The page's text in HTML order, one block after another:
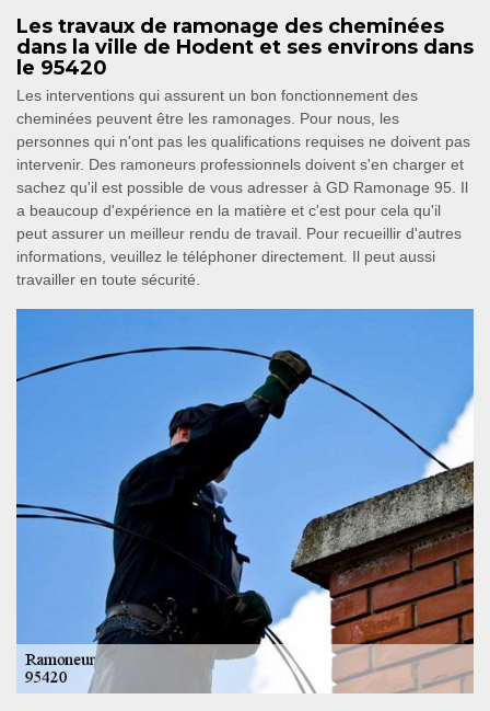
Les travaux de ramonage des cheminées
dans la ville de Hodent et ses environs dans
le 95420
Les interventions qui assurent un bon fonctionnement des
cheminées peuvent être les ramonages. Pour nous, les
personnes qui n'ont pas les qualifications requises ne doivent pas
intervenir. Des ramoneurs professionnels doivent s'en charger et
sachez qu'il est possible de vous adresser à GD Ramonage 95. Il
a beaucoup d'expérience en la matière et c'est pour cela qu'il
peut assurer un meilleur rendu de travail. Pour recueillir d'autres
informations, veuillez le téléphoner directement. Il peut aussi
travailler en toute sécurité.